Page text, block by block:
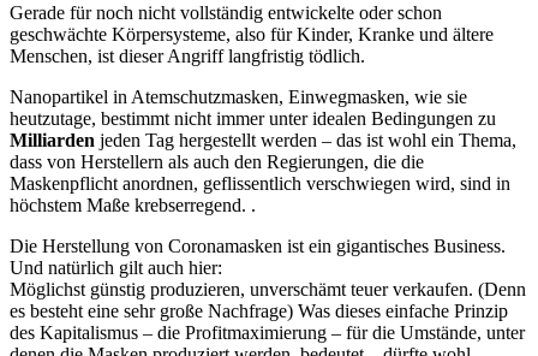
Gerade für noch nicht vollständig entwickelte oder schon
geschwächte Körpersysteme, also für Kinder, Kranke und ältere
Menschen, ist dieser Angriff langfristig tödlich.
Nanopartikel in Atemschutzmasken, Einwegmasken, wie sie
heutzutage, bestimmt nicht immer unter idealen Bedingungen zu
Milliarden jeden Tag hergestellt werden – das ist wohl ein Thema,
dass von Herstellern als auch den Regierungen, die die
Maskenpflicht anordnen, geflissentlich verschwiegen wird, sind in
höchstem Maße krebserregend. .
Die Herstellung von Coronamasken ist ein gigantisches Business.
Und natürlich gilt auch hier:
Möglichst günstig produzieren, unverschämt teuer verkaufen. (Denn
es besteht eine sehr große Nachfrage) Was dieses einfache Prinzip
des Kapitalismus – die Profitmaximierung – für die Umstände, unter